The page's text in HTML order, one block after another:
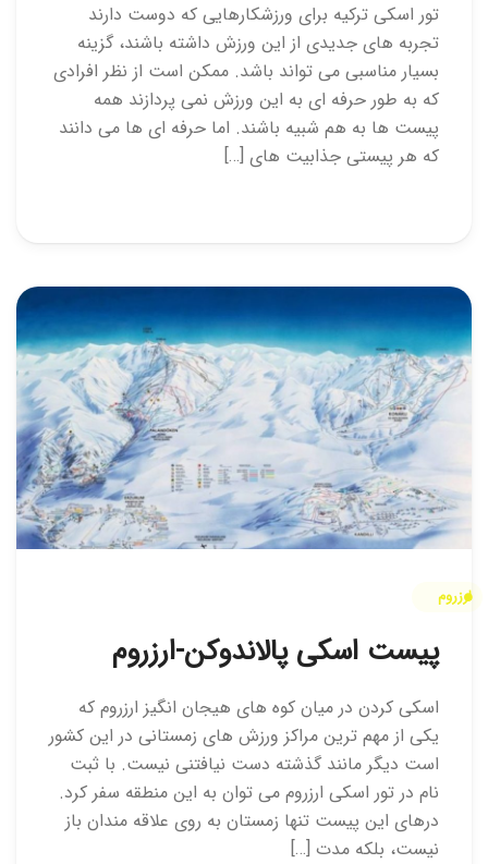
تور اسکی ترکیه برای ورزشکارهایی که دوست دارند
تجربه های جدیدی از این ورزش داشته باشند، گزینه
بسیار مناسبی می تواند باشد. ممکن است از نظر افرادی
که به طور حرفه ای به این ورزش نمی پردازند همه
پیست ها به هم شبیه باشند. اما حرفه ای ها می دانند
که هر پیستی جذابیت های […]
ارزروم
پیست اسکی پالاندوکن-ارزروم
اسکی کردن در میان کوه های هیجان انگیز ارزروم که
یکی از مهم ترین مراکز ورزش های زمستانی در این کشور
است دیگر مانند گذشته دست نیافتنی نیست. با ثبت
نام در تور اسکی ارزروم می توان به این منطقه سفر کرد.
درهای این پیست تنها زمستان به روی علاقه مندان باز
نیست، بلکه مدت […]